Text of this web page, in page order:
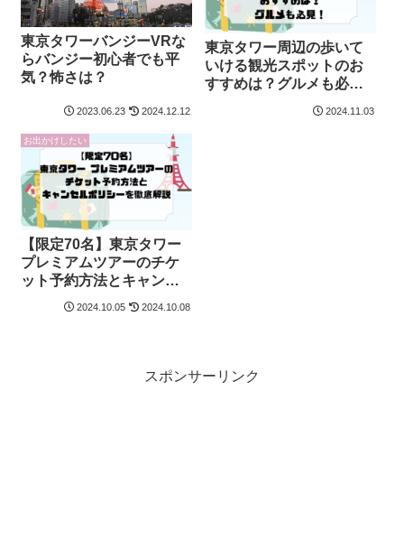
東京タワーバンジーVRな
らバンジー初心者でも平
気？怖さは？
2023.06.23 2024.12.12
東京タワー周辺の歩いて
いける観光スポットのお
すすめは？グルメも必
2024.11.03
お出かけしたい
【限定70名】東京タワー
プレミアムツアーのチケ
ット予約方法とキャンセ
ルポリシーを徹底解説
2024.10.05 2024.10.08
スポンサーリンク